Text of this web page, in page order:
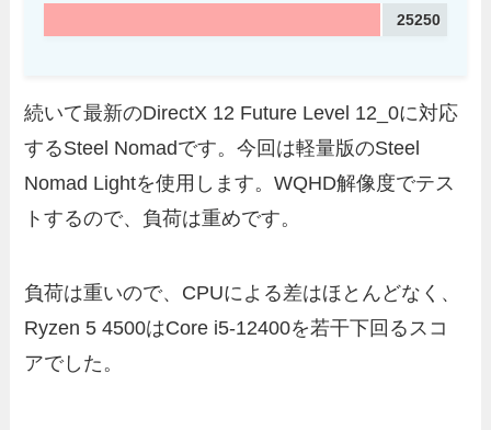
25250
続いて最新のDirectX 12 Future Level 12_0に対応
するSteel Nomadです。今回は軽量版のSteel
Nomad Lightを使用します。WQHD解像度でテス
トするので、負荷は重めです。
負荷は重いので、CPUによる差はほとんどなく、
Ryzen 5 4500はCore i5-12400を若干下回るスコ
アでした。